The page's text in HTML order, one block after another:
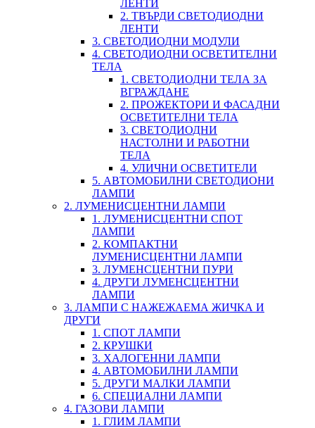
ЛЕНТИ
2. ТВЪРДИ СВЕТОДИОДНИ
ЛЕНТИ
3. СВЕТОДИОДНИ МОДУЛИ
4. СВЕТОДИОДНИ ОСВЕТИТЕЛНИ
ТЕЛА
1. СВЕТОДИОДНИ ТЕЛА ЗА
ВГРАЖДАНЕ
2. ПРОЖЕКТОРИ И ФАСАДНИ
ОСВЕТИТЕЛНИ ТЕЛА
3. СВЕТОДИОДНИ
НАСТОЛНИ И РАБОТНИ
ТЕЛА
4. УЛИЧНИ ОСВЕТИТЕЛИ
5. АВТОМОБИЛНИ СВЕТОДИОНИ
ЛАМПИ
2. ЛУМЕНИСЦЕНТНИ ЛАМПИ
1. ЛУМЕНИСЦЕНТНИ СПОТ
ЛАМПИ
2. КОМПАКТНИ
ЛУМЕНИСЦЕНТНИ ЛАМПИ
3. ЛУМЕНСЦЕНТНИ ПУРИ
4. ДРУГИ ЛУМЕНСЦЕНТНИ
ЛАМПИ
3. ЛАМПИ С НАЖЕЖАЕМА ЖИЧКА И
ДРУГИ
1. СПОТ ЛАМПИ
2. КРУШКИ
3. ХАЛОГЕННИ ЛАМПИ
4. АВТОМОБИЛНИ ЛАМПИ
5. ДРУГИ МАЛКИ ЛАМПИ
6. СПЕЦИАЛНИ ЛАМПИ
4. ГАЗОВИ ЛАМПИ
1. ГЛИМ ЛАМПИ